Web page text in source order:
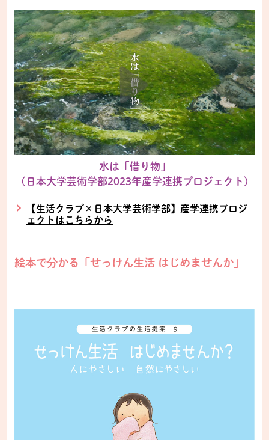
水は「借り物」
(日本大学芸術学部2023年産学連携プロジェクト)
【生活クラブ×日本大学芸術学部】産学連携プロジ
ェクトはこちらから
絵本で分かる「せっけん生活 はじめませんか」